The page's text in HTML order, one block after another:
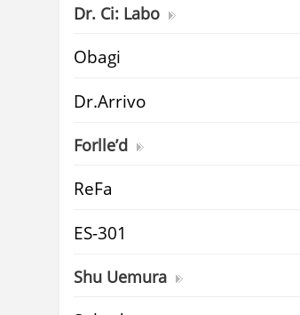
Dr. Ci: Labo
Obagi
Dr.Arrivo
Forlle’d
ReFa
ES-301
Shu Uemura